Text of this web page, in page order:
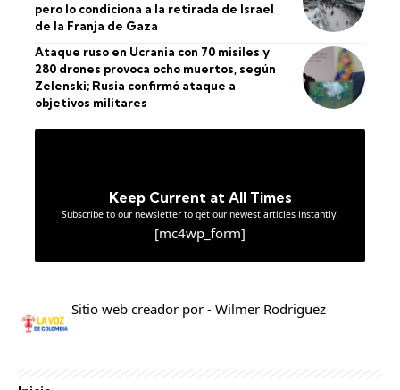
pero lo condiciona a la retirada de Israel
de la Franja de Gaza
Ataque ruso en Ucrania con 70 misiles y
280 drones provoca ocho muertos, según
Zelenski; Rusia confirmó ataque a
objetivos militares
Keep Current at All Times
Subscribe to our newsletter to get our newest articles instantly!
[mc4wp_form]
Sitio web creador por - Wilmer Rodriguez